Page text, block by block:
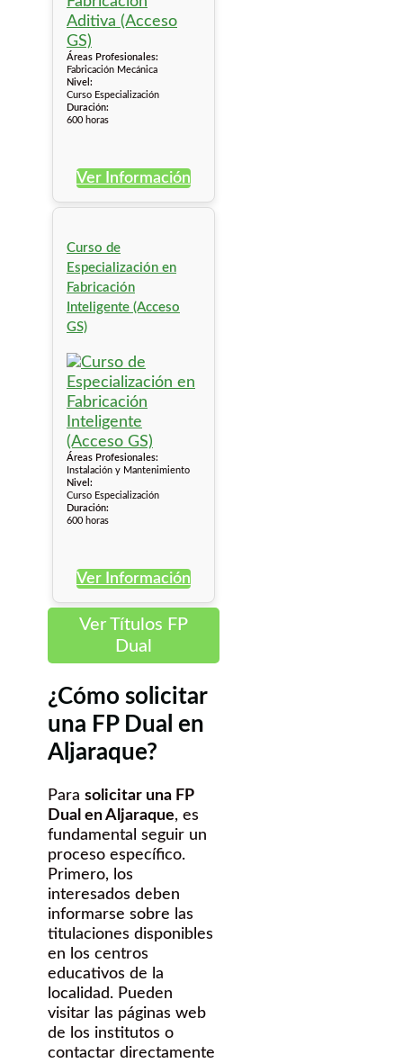
Áreas Profesionales:
Fabricación Mecánica
Nivel:
Curso Especialización
Duración:
600 horas
Ver Información
Curso de
Especialización en
Fabricación
Inteligente (Acceso
GS)
Áreas Profesionales:
Instalación y Mantenimiento
Nivel:
Curso Especialización
Duración:
600 horas
Ver Información
Ver Títulos FP
Dual
¿Cómo solicitar
una FP Dual en
Aljaraque?
Para solicitar una FP
Dual en Aljaraque, es
fundamental seguir un
proceso específico.
Primero, los
interesados deben
informarse sobre las
titulaciones disponibles
en los centros
educativos de la
localidad. Pueden
visitar las páginas web
de los institutos o
contactar directamente